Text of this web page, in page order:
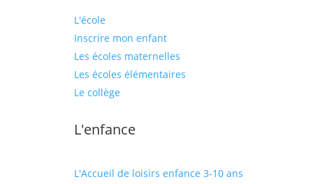
L'école
Inscrire mon enfant
Les écoles maternelles
Les écoles élémentaires
Le collège
L'enfance
L'Accueil de loisirs enfance 3-10 ans